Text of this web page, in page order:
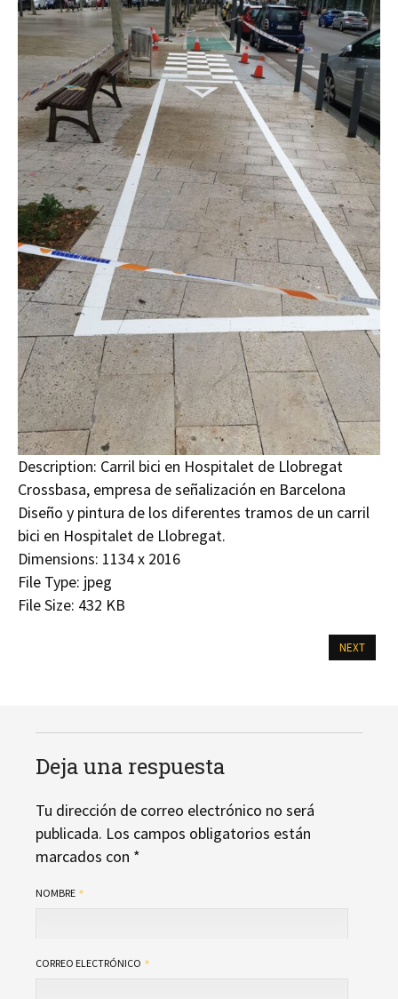
Description: Carril bici en Hospitalet de Llobregat
Crossbasa, empresa de señalización en Barcelona
Diseño y pintura de los diferentes tramos de un carril
bici en Hospitalet de Llobregat.
Dimensions: 1134 x 2016
File Type: jpeg
File Size: 432 KB
NEXT
Deja una respuesta
Tu dirección de correo electrónico no será
publicada. Los campos obligatorios están
marcados con *
NOMBRE
CORREO ELECTRÓNICO